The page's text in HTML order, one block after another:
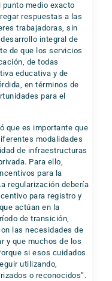
medio exacto
respuestas a las
trabajadoras, sin
integral de
de que los servicios
de todas
educativa y de
en términos de
para el
que es importante que
modalidades
de infraestructuras
Para ello,
para la
regularización debería
para registro y
actúan en la
de transición,
las necesidades de
y que muchos de los
si esos cuidados
utilizando,
o reconocidos”.